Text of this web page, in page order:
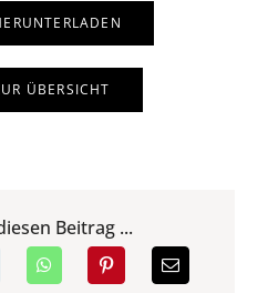
ÜBERSICHT
Beitrag ...